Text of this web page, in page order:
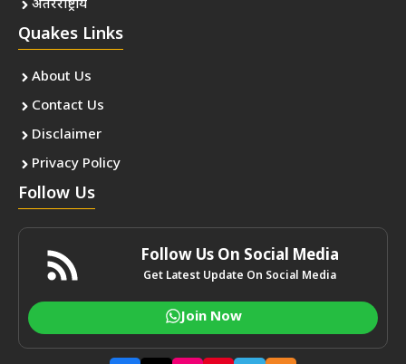
अंतरराष्ट्रीय
Quakes Links
About Us
Contact Us
Disclaimer
Privacy Policy
Follow Us
Follow Us On Social Media
Get Latest Update On Social Media
Join Now